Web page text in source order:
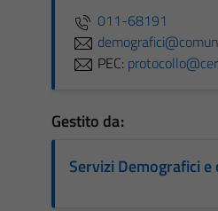
011-68191
PEC:
Gestito da:
Servizi Demografici